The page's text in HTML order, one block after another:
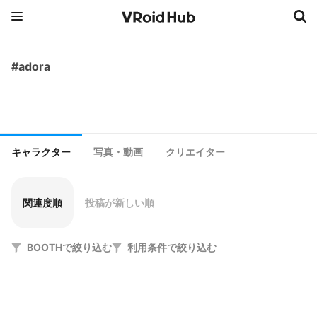
#adora
キャラクター 写真・動画 クリエイター
関連度順 投稿が新しい順
BOOTHで絞り込む 利用条件で絞り込む